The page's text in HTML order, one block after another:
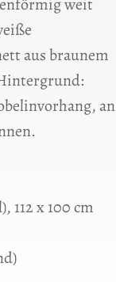
weit
aus braunem
an
112 x 100 cm